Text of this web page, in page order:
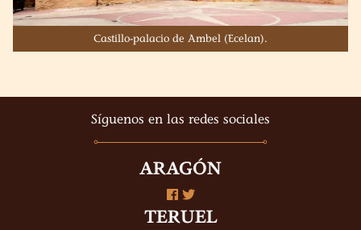
Castillo-palacio de Ambel (Ecelan).
Síguenos en las redes sociales
ARAGÓN
TERUEL